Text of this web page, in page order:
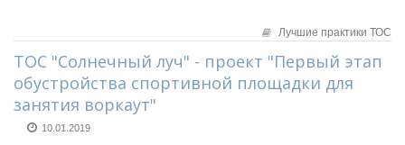
Лучшие практики ТОС
ТОС "Солнечный луч" - проект "Первый этап
обустройства спортивной площадки для
занятия воркаут"
10.01.2019